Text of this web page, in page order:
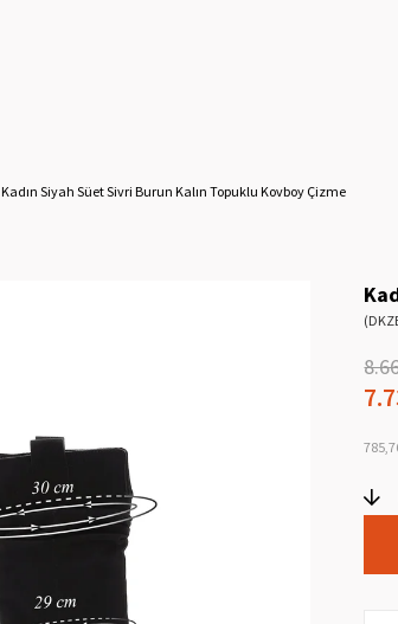
Kadın Siyah Süet Sivri Burun Kalın Topuklu Kovboy Çizme